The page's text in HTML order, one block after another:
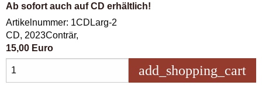
Ab sofort auch auf CD erhältlich!
Artikelnummer: 1CDLarg-2
CD, 2023Conträr,
15,00 Euro
add_shopping_cart